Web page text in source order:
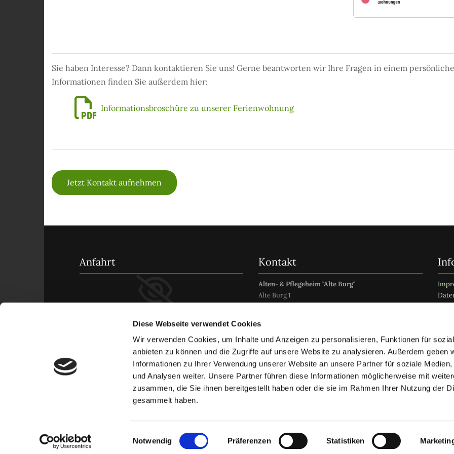
Diese Webseite verwendet Cookies
Wir verwenden Cookies, um Inhalte und Anzeigen zu personalisieren, Funktionen für
anbieten zu können und die Zugriffe auf unsere Website zu analysieren. Außerdem geben
Informationen zu Ihrer Verwendung unserer Website an unsere Partner für soziale Medien,
und Analysen weiter. Unsere Partner führen diese Informationen möglicherweise mit
zusammen, die Sie ihnen bereitgestellt haben oder die sie im Rahmen Ihrer Nutzung der
gesammelt haben.
Einwilligungsauswahl
Notwendig Präferenzen Statistiken
Sie haben Interesse? Dann kontaktieren Sie uns! Gerne beantworten wir Ihre Fragen in einem
Informationen finden Sie außerdem hier:
 Informationsbroschüre zu unserer Ferienwohnung
Jetzt Kontakt aufnehmen
Anfahrt
Cookies, um diese Karte
anzuzeigen.
Accept cookies
Kontakt
Alten- & Pflegeheim "Alte Burg"
Alte Burg 1
Tel.:
Fax: 02691 9328200
E-Mail:alte-burg-eifel@gmx.de